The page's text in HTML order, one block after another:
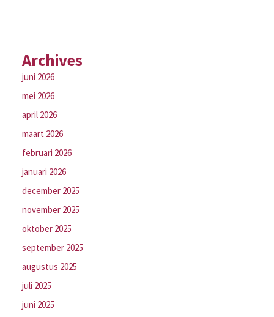
Archives
juni 2026
mei 2026
april 2026
maart 2026
februari 2026
januari 2026
december 2025
november 2025
oktober 2025
september 2025
augustus 2025
juli 2025
juni 2025